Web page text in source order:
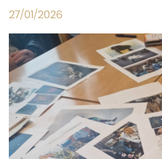
27/01/2026